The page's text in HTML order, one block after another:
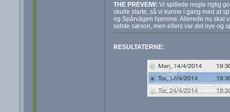
THE PREVEIW: Vi spillede nogle rigtig
skulle starte, så vi kunne i gang med at
og Spårvägen hjemme. Allerede nu skal
sidste sæson, men ellers var det nye og
RESULTATERNE: